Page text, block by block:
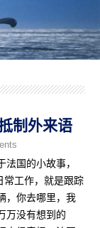
制外来语
国的小故事，
常工作，就是跟踪
，你去哪里，我
万没有想到的